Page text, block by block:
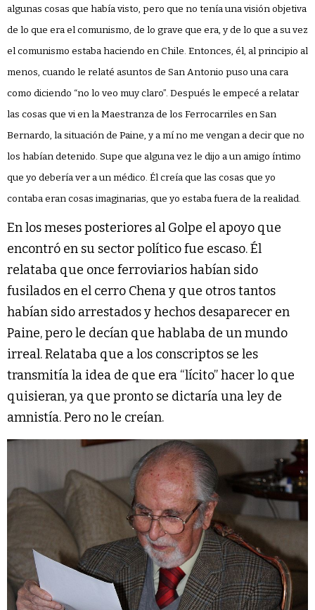
algunas cosas que había visto, pero que no tenía una visión objetiva
de lo que era el comunismo, de lo grave que era, y de lo que a su vez
el comunismo estaba haciendo en Chile. Entonces, él, al principio al
menos, cuando le relaté asuntos de San Antonio puso una cara
como diciendo “no lo veo muy claro”. Después le empecé a relatar
las cosas que vi en la Maestranza de los Ferrocarriles en San
Bernardo, la situación de Paine, y a mí no me vengan a decir que no
los habían detenido. Supe que alguna vez le dijo a un amigo íntimo
que yo debería ver a un médico. Él creía que las cosas que yo
contaba eran cosas imaginarias, que yo estaba fuera de la realidad.
En los meses posteriores al Golpe el apoyo que
encontró en su sector político fue escaso. Él
relataba que once ferroviarios habían sido
fusilados en el cerro Chena y que otros tantos
habían sido arrestados y hechos desaparecer en
Paine, pero le decían que hablaba de un mundo
irreal. Relataba que a los conscriptos se les
transmitía la idea de que era “lícito” hacer lo que
quisieran, ya que pronto se dictaría una ley de
amnistía. Pero no le creían.